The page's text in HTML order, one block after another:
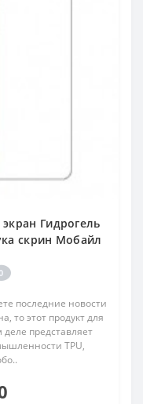
Гидрогель
скрин Мобайл
последние новости
то этот продукт для
представляет
TPU,